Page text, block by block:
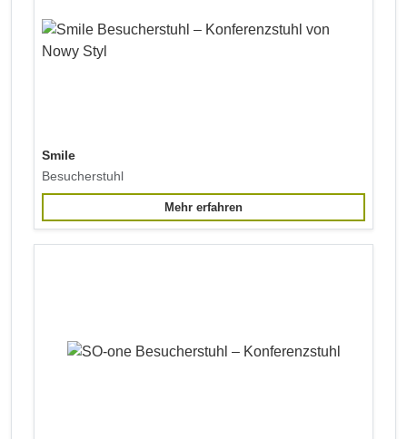
Smile
Besucherstuhl
Mehr erfahren